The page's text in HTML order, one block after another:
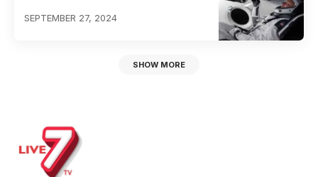
SEPTEMBER 27, 2024
SHOW MORE